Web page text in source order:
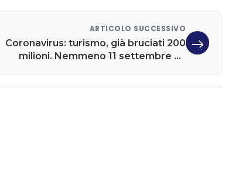
ARTICOLO SUCCESSIVO
Coronavirus: turismo, già bruciati 200
milioni. Nemmeno 11 settembre ha